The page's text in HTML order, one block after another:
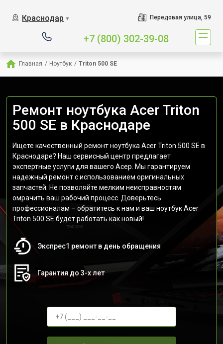
Краснодар ▼ Передовая улица, 59
+7 (800) 302-39-08
Главная / Ноутбук / Triton 500 SE
Ремонт ноутбука Acer Triton
500 SE в Краснодаре
Ищете качественный ремонт ноутбука Acer Triton 500 SE в
Краснодаре? Наш сервисный центр предлагает
экспертные услуги для вашего Асер. Мы гарантируем
надежный ремонт с использованием оригинальных
запчастей. Не позволяйте мелким неисправностям
омрачить ваш рабочий процесс. Доверьтесь
профессионалам – обратитесь к нам и ваш ноутбук Acer
Triton 500 SE будет работать как новый!
Экспрес1 ремонт в день обращения
Гарантия до 3-х лет